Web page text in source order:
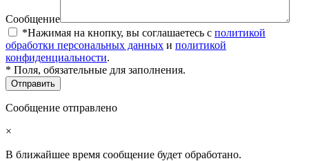
Сообщение
*Нажимая на кнопку, вы соглашаетесь с политикой
обработки персональных данных и политикой
конфиденциальности.
* Поля, обязательные для заполнения.
Сообщение отправлено
×
В ближайшее время сообщение будет обработано.